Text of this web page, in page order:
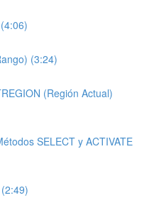
(3:24)
(Región Actual)
SELECT y ACTIVATE